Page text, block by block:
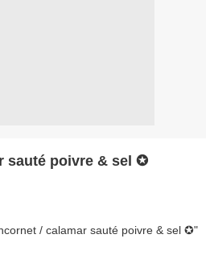
sauté poivre & sel ✪